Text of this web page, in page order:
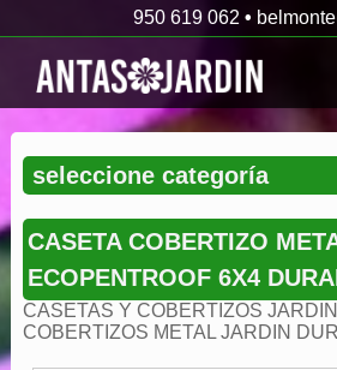
950 619 062 •
CASETA COBERTIZO
ECOPENTROOF 6X4
CASETAS Y COBERTIZOS JARDIN
COBERTIZOS METAL JARDIN